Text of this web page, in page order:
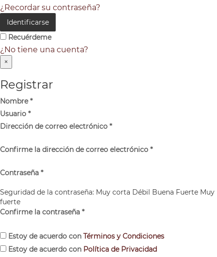
¿Recordar su contraseña?
Identificarse
Recuérdeme
¿No tiene una cuenta?
×
Registrar
Nombre*
Usuario *
Dirección de correo electrónico *
Confirme la dirección de correo electrónico *
Contraseña *
Seguridad de la contraseña: Muy corta Débil Buena Fuerte Muy
fuerte
Confirme la contraseña *
Estoy de acuerdo con Términos y Condiciones
Estoy de acuerdo con Política de Privacidad